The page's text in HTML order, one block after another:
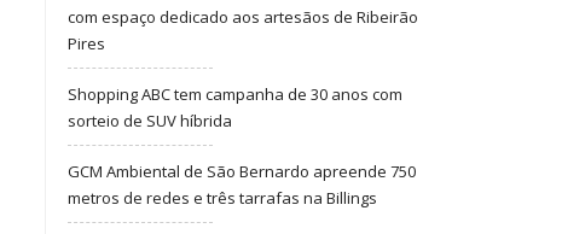
com espaço dedicado aos artesãos de Ribeirão
Pires
Shopping ABC tem campanha de 30 anos com
sorteio de SUV híbrida
GCM Ambiental de São Bernardo apreende 750
metros de redes e três tarrafas na Billings